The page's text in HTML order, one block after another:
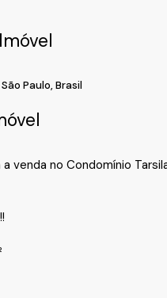
São Paulo, Brasil
venda no Condomínio